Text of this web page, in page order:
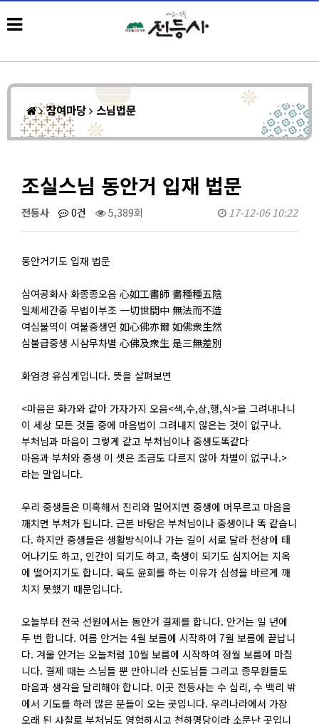
참여마당 스님법문
조실스님 동안거 입재 법문
전등사 0건 5,389회 17-12-06 10:22
동안거기도 입재 법문
심여공화사 화종종오음 心如工畵師 畵種種五陰
일체세간중 무법이부조 一切世間中 無法而不造
여심불역이 여불중생연 如心佛亦爾 如佛衆生然
심불급중생 시삼무차별 心佛及衆生 是三無差別
화엄경 유심게입니다. 뜻을 살펴보면
<마음은 화가와 같아 가자가지 오음<색,수,상,행,식>을 그려내나니
이 세상 모든 것들 중에 마음법이 그려내지 않은는 것이 없구나.
부처님과 마음이 그렇게 같고 부처님이나 중생도똑같다
마음과 부처와 중생 이 셋은 조금도 다르지 않아 차별이 없구나.>
라는 말입니다.
우리 중생들은 미혹해서 진리와 멀어지면 중생에 머무르고 마음을
깨치면 부처가 됩니다. 근본 바탕은 부처님이나 중생이나 똑 같습니
다. 하지만 중생들은 생활방식이나 가는 길이 서로 달라 천상에 태
어나기도 하고, 인간이 되기도 하고, 축생이 되기도 심지어는 지옥
에 떨어지기도 합니다. 육도 윤회를 하는 이유가 심성을 바르게 깨
치지 못했기 때문입니다.
오늘부터 전국 선원에서는 동안거 결제를 합니다. 안거는 일 년에
두 번 합니다. 여름 안거는 4월 보름에 시작하여 7월 보름에 끝납니
다. 겨울 안거는 오늘처럼 10월 보름에 시작하여 정월 보름에 마칩
니다. 결제 때는 스님들 뿐 만아니라 신도님들 그리고 종무원들도
마음과 생각을 달리해야 합니다. 이곳 전등사는 수 십리, 수 백리 밖
에서 기도를 하러 많은 분들이 오는 곳입니다. 우리나라에서 가장
오래 된 사찰로 부처님도 영험하시고 천하명당이라 소문난 곳입니